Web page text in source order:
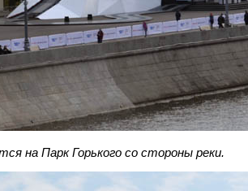
на Парк Горького со стороны реки.